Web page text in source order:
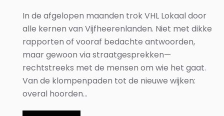
In de afgelopen maanden trok VHL Lokaal door
alle kernen van Vijfheerenlanden. Niet met dikke
rapporten of vooraf bedachte antwoorden,
maar gewoon via straatgesprekken—
rechtstreeks met de mensen om wie het gaat.
Van de klompenpaden tot de nieuwe wijken:
overal hoorden...